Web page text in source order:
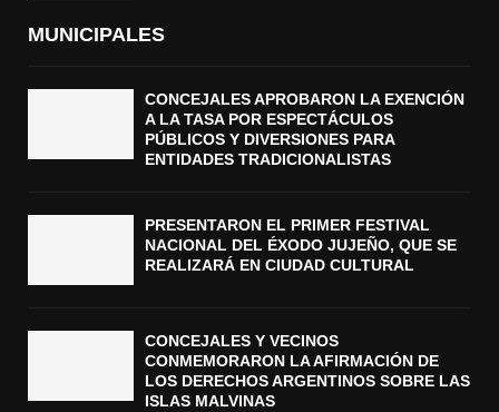
MUNICIPALES
CONCEJALES APROBARON LA EXENCIÓN
A LA TASA POR ESPECTÁCULOS
PÚBLICOS Y DIVERSIONES PARA
ENTIDADES TRADICIONALISTAS
PRESENTARON EL PRIMER FESTIVAL
NACIONAL DEL ÉXODO JUJEÑO, QUE SE
REALIZARÁ EN CIUDAD CULTURAL
CONCEJALES Y VECINOS
CONMEMORARON LA AFIRMACIÓN DE
LOS DERECHOS ARGENTINOS SOBRE LAS
ISLAS MALVINAS